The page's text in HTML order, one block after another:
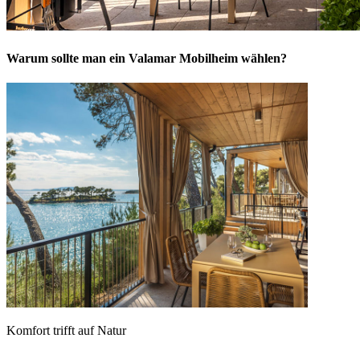
Warum sollte man ein Valamar Mobilheim wählen?
Komfort trifft auf Natur